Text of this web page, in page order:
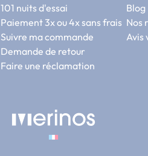
101 nuits d'essai
Paiement 3x ou 4x sans frais
Suivre ma commande
Demande de retour
Faire une réclamation
Blog
Nos
Avis